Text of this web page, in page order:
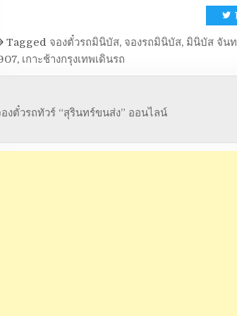
Tagged จองตั๋วรถมินิบัส, จองรถมินิบัส, มินิบัส จัน
, เกาะช้างกรุงเทพเดินรถ
งตั๋วรถทัวร์ “สุรินทร์ขนส่ง” ออนไลน์